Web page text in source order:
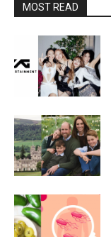
MOST READ